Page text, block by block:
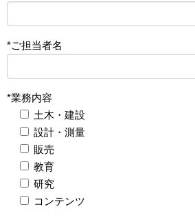
*ご担当者名
*業務内容
土木・建設
設計・測量
販売
教育
研究
コンテンツ